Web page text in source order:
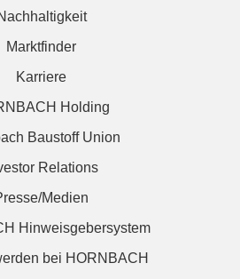
Marktfinder
Karriere
Holding
Baustoff Union
Relations
Medien
Hinweisgebersystem
bei HORNBACH